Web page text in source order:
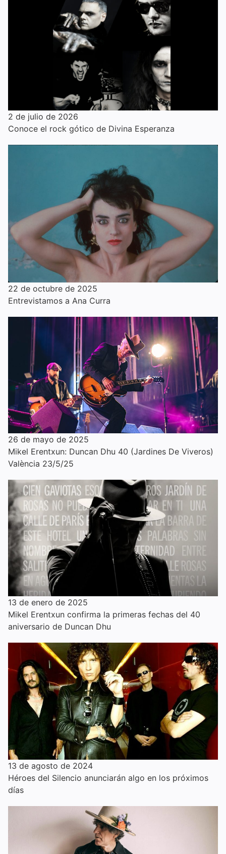
2 de julio de 2026
Conoce el rock gótico de Divina Esperanza
22 de octubre de 2025
Entrevistamos a Ana Curra
26 de mayo de 2025
Mikel Erentxun: Duncan Dhu 40 (Jardines De Viveros)
València 23/5/25
13 de enero de 2025
Mikel Erentxun confirma la primeras fechas del 40
aniversario de Duncan Dhu
13 de agosto de 2024
Héroes del Silencio anunciarán algo en los próximos
días